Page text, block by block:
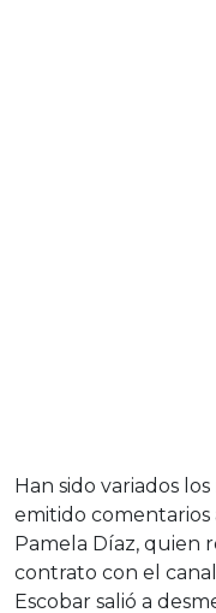
Han sido variados
emitido comentarios
Pamela Díaz, quien
contrato con el
Escobar salió a